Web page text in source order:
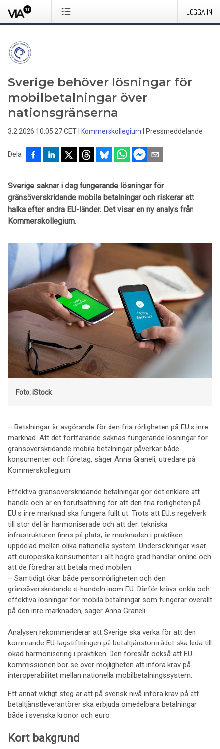
LOGGA IN
Sverige behöver lösningar för
mobilbetalningar över
nationsgränserna
3.2.2026 10:05:27 CET Kommerskollegium Pressmeddelande
Dela
Sverige saknar i dag fungerande lösningar för
gränsöverskridande mobila betalningar och riskerar att
halka efter andra EU-länder. Det visar en ny analys från
Kommerskollegium.
Foto: iStock
– Betalningar är avgörande för den fria rörligheten på EU:s inre
marknad. Att det fortfarande saknas fungerande lösningar för
gränsöverskridande mobila betalningar påverkar både
konsumenter och företag, säger Anna Graneli, utredare på
Kommerskollegium.
Effektiva gränsöverskridande betalningar gör det enklare att
handla och är en förutsättning för att den fria rörligheten på
EU:s inre marknad ska fungera fullt ut. Trots att EU:s regelverk
till stor del är harmoniserade och att den tekniska
infrastrukturen finns på plats, är marknaden i praktiken
uppdelad mellan olika nationella system. Undersökningar visar
att europeiska konsumenter i allt högre grad handlar online och
att de föredrar att betala med mobilen.
– Samtidigt ökar både personrörligheten och den
gränsöverskridande e-handeln inom EU. Därför krävs enkla och
effektiva lösningar för mobila betalningar som fungerar överallt
på den inre marknaden, säger Anna Graneli.
Analysen rekommenderar att Sverige ska verka för att den
kommande EU-lagstiftningen på betaltjänstområdet ska leda till
ökad harmonisering i praktiken. Den föreslår också att EU-
kommissionen bör se över möjligheten att införa krav på
interoperabilitet mellan nationella mobilbetalningssystem.
Ett annat viktigt steg är att på svensk nivå införa krav på att
betaltjänstleverantörer ska erbjuda omedelbara betalningar
både i svenska kronor och euro.
Kort bakgrund